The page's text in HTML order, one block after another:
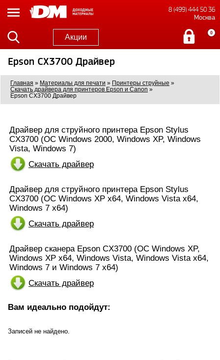
8 (499) 444 50 36
Москва
Акции 0
Epson CX3700 Драйвер
Главная » Материалы для печати » Принтеры струйные »
Скачать драйвера для принтеров Epson и Canon »
Epson CX3700 Драйвер
Драйвер для струйного принтера Epson Stylus
CX3700 (ОС Windows 2000, Windows XP, Windows
Vista, Windows 7)
Скачать драйвер
Драйвер для струйного принтера Epson Stylus
CX3700 (ОС Windows XP x64, Windows Vista x64,
Windows 7 x64)
Скачать драйвер
Драйвер сканера Epson CX3700 (ОС Windows XP,
Windows XP x64, Windows Vista, Windows Vista x64,
Windows 7 и Windows 7 х64)
Скачать драйвер
Вам идеально подойдут:
Записей не найдено.